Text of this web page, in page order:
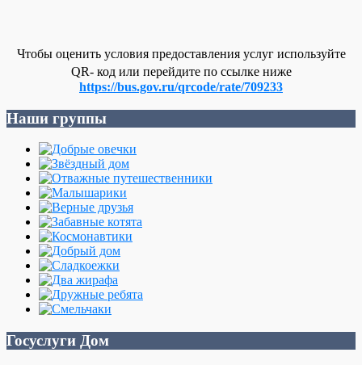
Чтобы оценить условия предоставления услуг используйте
QR- код или перейдите по ссылке ниже
https://bus.gov.ru/qrcode/rate/709233
Наши группы
Госуслуги Дом